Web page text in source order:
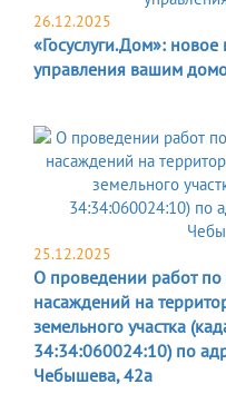
26.12.2025
«Госуслуги.Дом»:
управления вашим
25.12.2025
О проведении работ
насаждений на
земельного участка
34:34:060024:10) по
Чебышева, 42а